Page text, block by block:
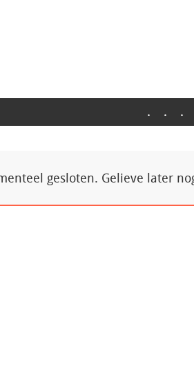
. . .
gesloten. Gelieve later